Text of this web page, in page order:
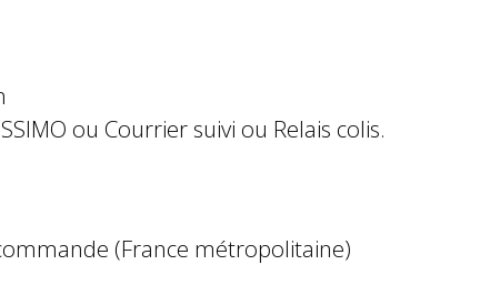
ou Courrier suivi ou Relais colis.
(France métropolitaine)